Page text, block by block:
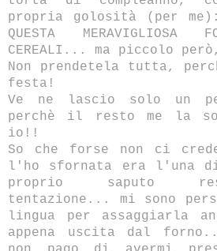
propria golosità (per me):
QUESTA
CEREALI... ma piccolo
Non prendetela tutta,
festa!
Ve ne lascio solo un
perchè il resto me la
io!!
So che forse non ci
l'ho sfornata era l'una
proprio saputo
tentazione... mi sono
lingua per assaggiarla
appena uscita dal